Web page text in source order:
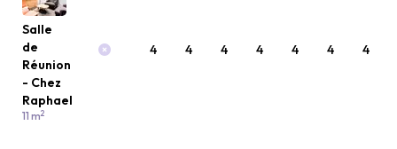
Salle
de
Réunion
- Chez
Raphael
11 m2
4 4 4 4 4 4 4